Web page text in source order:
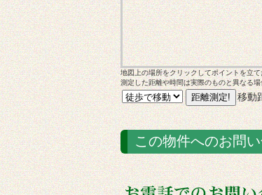
地図上の場所をクリックしてポイントを立
測定した距離や時間は実際のものと異なる
移動
この物件へのお問